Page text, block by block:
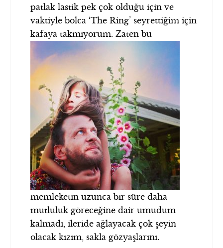
patlak lastik pek çok olduğu için ve
vaktiyle bolca ‘The Ring’ seyrettiğim için
kafaya takmıyorum. Zaten bu
memleketin uzunca bir süre daha
mutluluk göreceğine dair umudum
kalmadı, ileride ağlayacak çok şeyin
olacak kızım, sakla gözyaşlarını.